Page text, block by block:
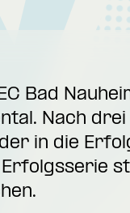
Bad
Nach
in die